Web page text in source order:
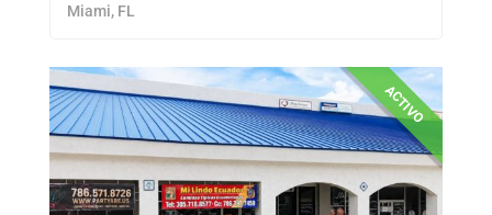
Miami, FL
ACTIVO